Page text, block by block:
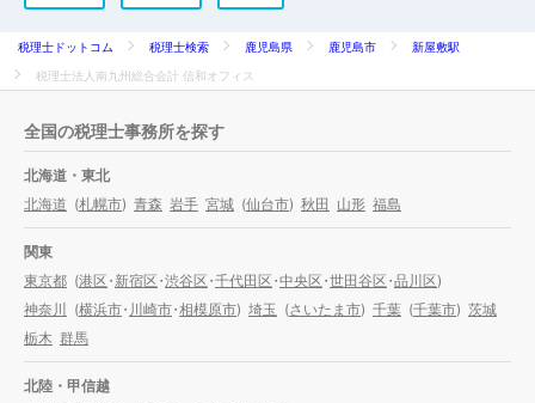
税理士ドットコム 税理士検索 鹿児島県 鹿児島市
新屋敷駅
税理士法人南九州総合会計 信和オフィス
全国の税理士事務所を探す
北海道・東北
北海道 (札幌市) 青森 岩手 宮城 (仙台市) 秋田 山形 福島
関東
東京都 (港区・新宿区・渋谷区・千代田区・中央区・世田谷区・品川区)
神奈川 (横浜市・川崎市・相模原市) 埼玉 (さいたま市) 千葉 (千葉市) 茨城
栃木 群馬
北陸・甲信越